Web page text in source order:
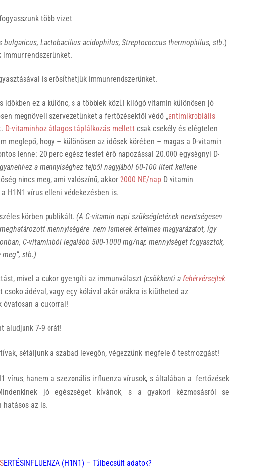
több vizet.
bulgaricus, Lactobacillus acidophilus, Streptococcus thermophilus, stb.)
is erősíthetjük immunrendszerünket.
időkben ez a különc, s a többiek közül kilógó vitamin különösen jó
megnöveli szervezetünket a fertőzésektől védő „antimikrobiális
D-vitaminhoz átlagos táplálkozás mellett csak csekély és elégtelen
meglepő, hogy – különösen az idősek körében – magas a D-vitamin
lenne: 20 perc egész testet érő napozással 20.000 egységnyi D-
a mennyiséghez tejből nagyjából 60-100 litert kellene
nincs meg, ami valószínű, akkor2000 NE/nap D vitamin
H1N1 vírus elleni védekezésben is.
körben publikált. (A C-vitamin napi szükségletének nevetségesen
mennyiségére nem ismerek értelmes magyarázatot, így
C-vitaminból legalább 500-1000 mg/nap mennyiséget fogyasztok,
meg”, stb.)
mivel a cukor gyengíti az immunválaszt (csökkenti a fehérvérsejtek
csokoládéval, vagy egy kólával akár órákra is kiütheted az
óvatosan a cukorral!
aludjunk 7-9 órát!
sétáljunk a szabad levegőn, végezzünk megfelelő testmozgást!
vírus, hanem a szezonális influenza vírusok, s általában a fertőzések
jó egészséget kívánok, s a gyakori kézmosásról se
hatásos az is.
SERTÉSINFLUENZA (H1N1) –Túlbecsült adatok?